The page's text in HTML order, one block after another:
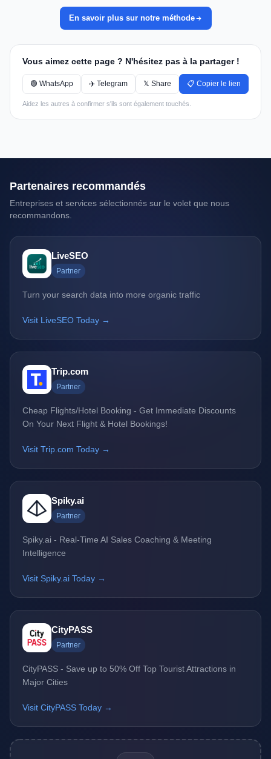
En savoir plus sur notre méthode
Vous aimez cette page ? N'hésitez pas à la partager !
🟢 WhatsApp ✈️ Telegram 𝕏 Share 📋 Copier le lien
Aidez les autres à confirmer s'ils sont également touchés.
Partenaires recommandés
Entreprises et services sélectionnés sur le volet que nous
recommandons.
LiveSEO
Partner
Turn your search data into more organic traffic
Visit LiveSEO Today →
Trip.com
Partner
Cheap Flights/Hotel Booking - Get Immediate Discounts
On Your Next Flight & Hotel Bookings!
Visit Trip.com Today →
Spiky.ai
Partner
Spiky.ai - Real-Time AI Sales Coaching & Meeting
Intelligence
Visit Spiky.ai Today →
CityPASS
Partner
CityPASS - Save up to 50% Off Top Tourist Attractions in
Major Cities
Visit CityPASS Today →